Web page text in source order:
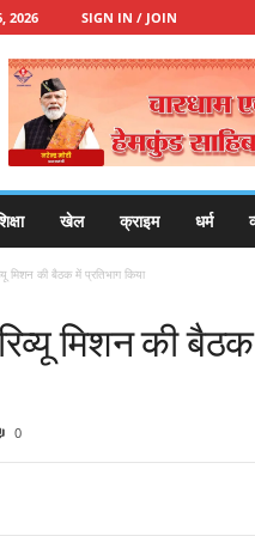
2026 SIGN IN / JOIN
खेल क्राइम धर्म
मिशन की बैठक में प्रतिभाग किया
मिशन की बैठक
0